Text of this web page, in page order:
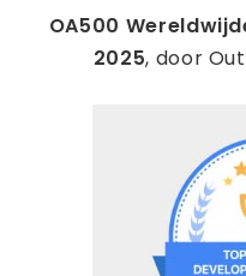
OA500
2025, door